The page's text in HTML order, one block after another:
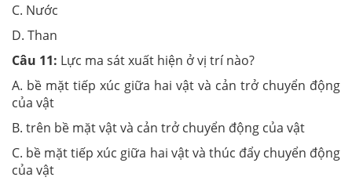
C. Nước
D. Than
Câu 11: Lực ma sát xuất hiện ở vị trí nào?
A. bề mặt tiếp xúc giữa hai vật và cản trở chuyển động
của vật
B. trên bề mặt vật và cản trở chuyển động của vật
C. bề mặt tiếp xúc giữa hai vật và thúc đẩy chuyển động
của vật